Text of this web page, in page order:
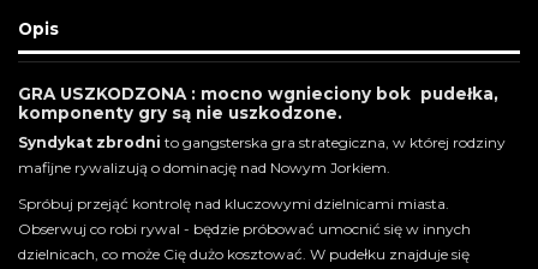
Opis
GRA USZKODZONA : mocno wgnieciony bok pudełka,
komponenty gry są nie uszkodzone.
Syndykat zbrodni to gangsterska gra strategiczna, w której rodziny
mafijne rywalizują o dominację nad Nowym Jorkiem.
Spróbuj przejąć kontrolę nad kluczowymi dzielnicami miasta.
Obserwuj co robi rywal - będzie próbować umocnić się w innych
dzielnicach, co może Cię dużo kosztować. W pudełku znajduje się